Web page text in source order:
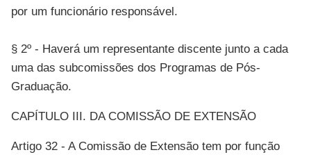
por um funcionário responsável.
§ 2º - Haverá um representante discente junto a cada
uma das subcomissões dos Programas de Pós-
Graduação.
CAPÍTULO III. DA COMISSÃO DE EXTENSÃO
Artigo 32 - A Comissão de Extensão tem por função